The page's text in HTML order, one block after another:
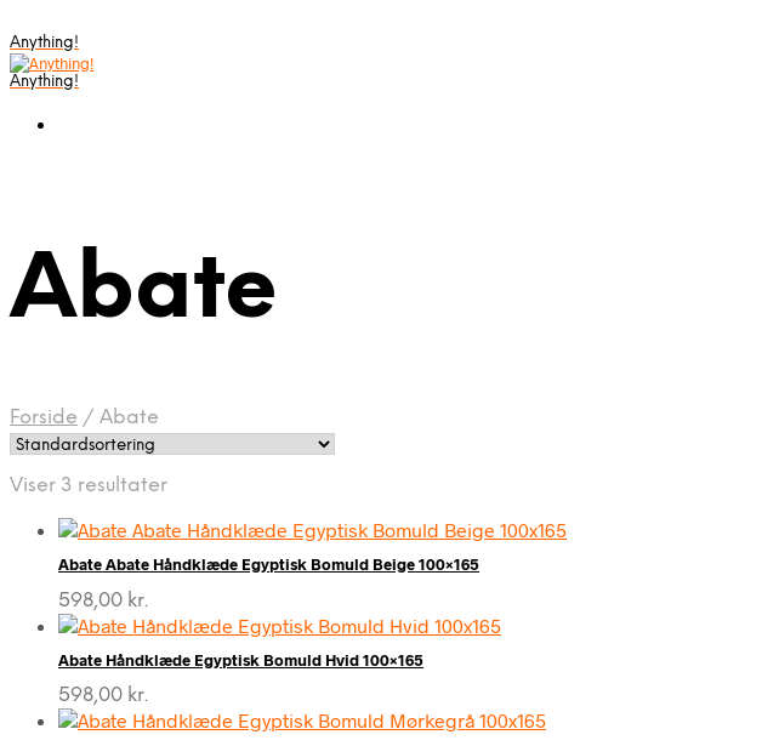
Anything!
Anything!
Abate
Forside / Abate
Viser 3 resultater
Abate Abate Håndklæde Egyptisk Bomuld Beige 100×165
598,00 kr.
Abate Håndklæde Egyptisk Bomuld Hvid 100×165
598,00 kr.